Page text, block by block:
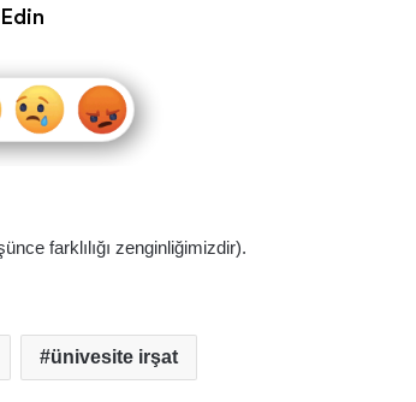
farklılığı zenginliğimizdir).
ünivesite irşat